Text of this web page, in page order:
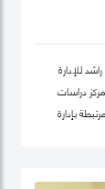
للإدارة
دراسات
بإدارة
يوسف كأستاذ